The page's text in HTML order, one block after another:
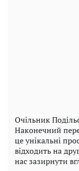
Очільник
Наконечний
це унікальні
відходить на
нас зазирнути